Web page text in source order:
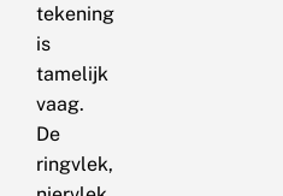
tekening
is
tamelijk
vaag.
De
ringvlek,